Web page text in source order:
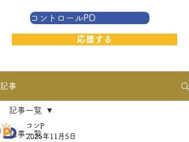
応援する
コントロールPD
記事
記事一覧
記事一覧
コンP
2025年11月5日